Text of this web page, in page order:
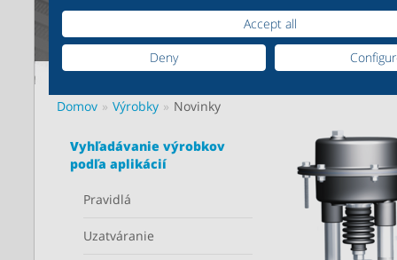
Zistiť viac Zistiť viac
Výrobky
Novinky
Domov Výrobky Novinky
Vyhľadávanie výrobkov
podľa aplikácií
Pravidlá
Uzatváranie
Accept all
Deny